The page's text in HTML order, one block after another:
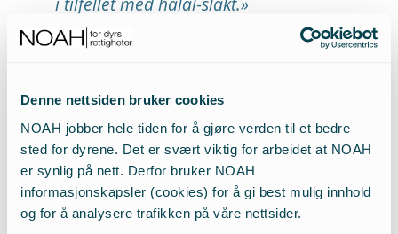
Denne nettsiden bruker cookies
NOAH jobber hele tiden for å gjøre verden til et bedre
sted for dyrene. Det er svært viktig for arbeidet at NOAH
er synlig på nett. Derfor bruker NOAH
informasjonskapsler (cookies) for å gi best mulig innhold
og for å analysere trafikken på våre nettsider.
– Vi får en ny lov for dyr som nå skal hete
begrepet?
– Jeg vil tro at folk kan tenke at en velferdslov er
bedre for dyrene. Det er forestillingen om
velferdsstaten som da toner frem – at man nå skal
lage en velferdsstat for dyr.